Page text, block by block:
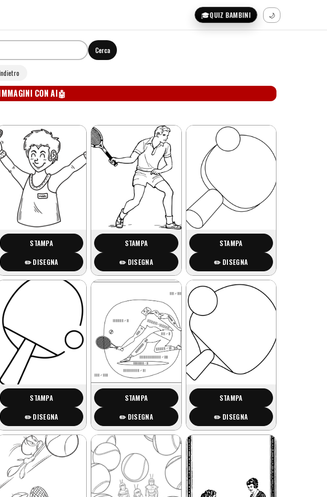
🎓QUIZ BAMBINI 🌙
Cerca
CON AI🤖
STAMPA
✏️ DISEGNA
STAMPA
✏️ DISEGNA
STAMPA
✏️ DISEGNA
STAMPA
✏️ DISEGNA
STAMPA
✏️ DISEGNA
STAMPA
✏️ DISEGNA